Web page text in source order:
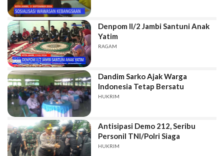
Denpom II/2 Jambi Santuni Anak
Yatim
RAGAM
Dandim Sarko Ajak Warga
Indonesia Tetap Bersatu
HUKRIM
Antisipasi Demo 212, Seribu
Personil TNI/Polri Siaga
HUKRIM